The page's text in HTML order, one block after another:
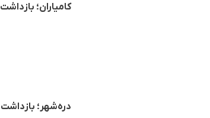
کامیاران؛
دره‌شهر؛ بازداشت ماهان